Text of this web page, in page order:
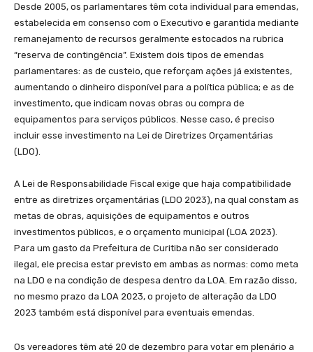
Desde 2005, os parlamentares têm cota individual para emendas,
estabelecida em consenso com o Executivo e garantida mediante
remanejamento de recursos geralmente estocados na rubrica
“reserva de contingência”. Existem dois tipos de emendas
parlamentares: as de custeio, que reforçam ações já existentes,
aumentando o dinheiro disponível para a política pública; e as de
investimento, que indicam novas obras ou compra de
equipamentos para serviços públicos. Nesse caso, é preciso
incluir esse investimento na Lei de Diretrizes Orçamentárias
(LDO).
A Lei de Responsabilidade Fiscal exige que haja compatibilidade
entre as diretrizes orçamentárias (LDO 2023), na qual constam as
metas de obras, aquisições de equipamentos e outros
investimentos públicos, e o orçamento municipal (LOA 2023).
Para um gasto da Prefeitura de Curitiba não ser considerado
ilegal, ele precisa estar previsto em ambas as normas: como meta
na LDO e na condição de despesa dentro da LOA. Em razão disso,
no mesmo prazo da LOA 2023, o projeto de alteração da LDO
2023 também está disponível para eventuais emendas.
Os vereadores têm até 20 de dezembro para votar em plenário a